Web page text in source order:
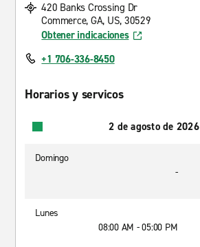
420 Banks Crossing Dr
Commerce, GA, US, 30529
Obtener indicaciones
+1 706-336-8450
Horarios y servicos
2 de agosto de 2026
Domingo
-
Lunes
08:00 AM - 05:00 PM